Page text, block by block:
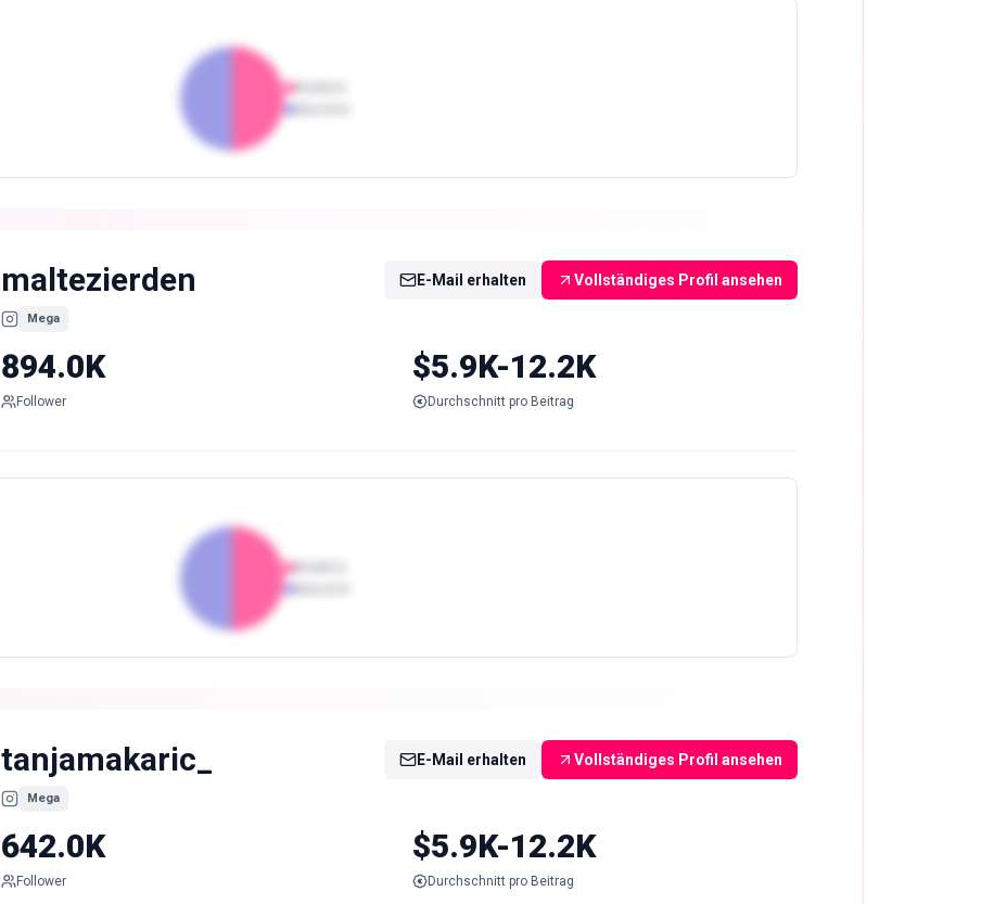
maltezierden
Mega
E-Mail erhalten Vollständiges Profil ansehen
894.0K
Follower
$5.9K-12.2K
Durchschnitt pro Beitrag
tanjamakaric_
Mega
E-Mail erhalten Vollständiges Profil ansehen
642.0K
Follower
$5.9K-12.2K
Durchschnitt pro Beitrag